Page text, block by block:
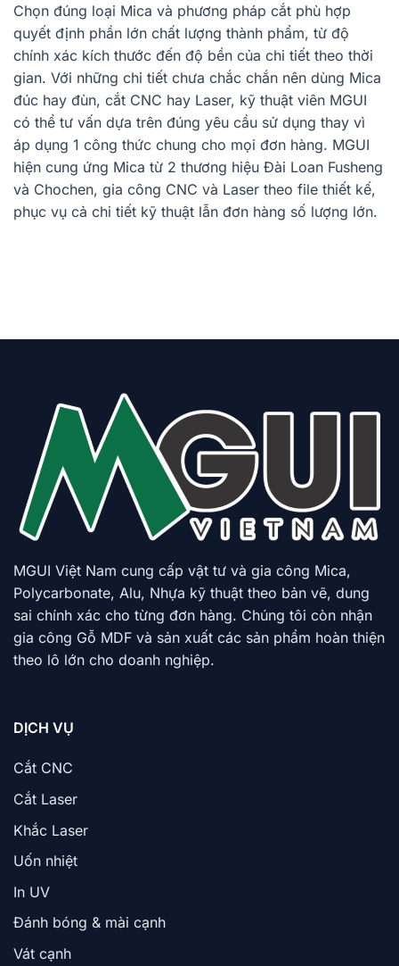
Chọn đúng loại Mica và phương pháp cắt phù hợp
quyết định phần lớn chất lượng thành phẩm, từ độ
chính xác kích thước đến độ bền của chi tiết theo thời
gian. Với những chi tiết chưa chắc chắn nên dùng Mica
đúc hay đùn, cắt CNC hay Laser, kỹ thuật viên MGUI
có thể tư vấn dựa trên đúng yêu cầu sử dụng thay vì
áp dụng 1 công thức chung cho mọi đơn hàng. MGUI
hiện cung ứng Mica từ 2 thương hiệu Đài Loan Fusheng
và Chochen, gia công CNC và Laser theo file thiết kế,
phục vụ cả chi tiết kỹ thuật lẫn đơn hàng số lượng lớn.
MGUI Việt Nam cung cấp vật tư và gia công Mica,
Polycarbonate, Alu, Nhựa kỹ thuật theo bản vẽ, dung
sai chính xác cho từng đơn hàng. Chúng tôi còn nhận
gia công Gỗ MDF và sản xuất các sản phẩm hoàn thiện
theo lô lớn cho doanh nghiệp.
DỊCH VỤ
Cắt CNC
Cắt Laser
Khắc Laser
Uốn nhiệt
In UV
Đánh bóng & mài cạnh
Vát cạnh